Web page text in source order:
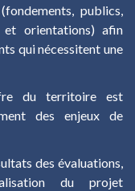
publics,
et orientations) afin
qui nécessitent une
du territoire est
des enjeux de
des évaluations,
du projet